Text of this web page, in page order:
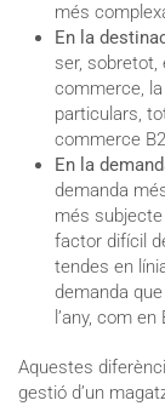
més
En la
ser,
commerce,
particulars,
commerce
En la
demanda
més
factor difícil
tendes en
demanda
l’any, com
Aquestes
gestió d’un